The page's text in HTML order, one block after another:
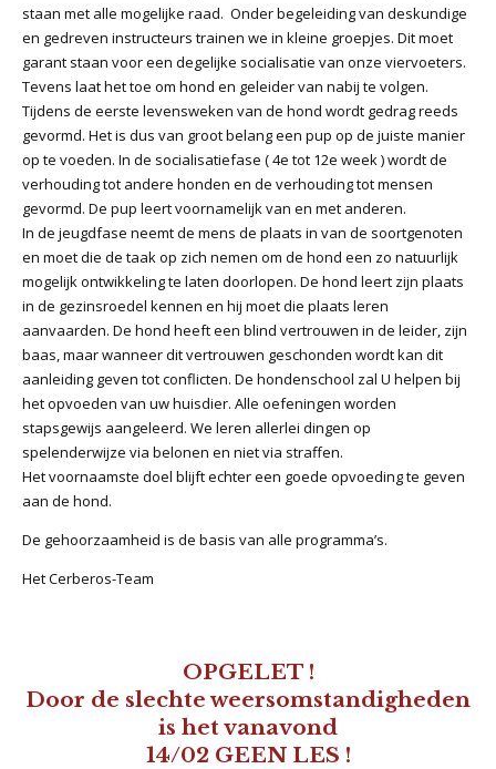
staan met alle mogelijke raad. Onder begeleiding van deskundige
en gedreven instructeurs trainen we in kleine groepjes. Dit moet
garant staan voor een degelijke socialisatie van onze viervoeters.
Tevens laat het toe om hond en geleider van nabij te volgen.
Tijdens de eerste levensweken van de hond wordt gedrag reeds
gevormd. Het is dus van groot belang een pup op de juiste manier
op te voeden. In de socialisatiefase ( 4e tot 12e week ) wordt de
verhouding tot andere honden en de verhouding tot mensen
gevormd. De pup leert voornamelijk van en met anderen.
In de jeugdfase neemt de mens de plaats in van de soortgenoten
en moet die de taak op zich nemen om de hond een zo natuurlijk
mogelijk ontwikkeling te laten doorlopen. De hond leert zijn plaats
in de gezinsroedel kennen en hij moet die plaats leren
aanvaarden. De hond heeft een blind vertrouwen in de leider, zijn
baas, maar wanneer dit vertrouwen geschonden wordt kan dit
aanleiding geven tot conflicten. De hondenschool zal U helpen bij
het opvoeden van uw huisdier. Alle oefeningen worden
stapsgewijs aangeleerd. We leren allerlei dingen op
spelenderwijze via belonen en niet via straffen.
Het voornaamste doel blijft echter een goede opvoeding te geven
aan de hond.
De gehoorzaamheid is de basis van alle programma’s.
Het Cerberos-Team
OPGELET !
Door de slechte weersomstandigheden
is het vanavond
14/02 GEEN LES !